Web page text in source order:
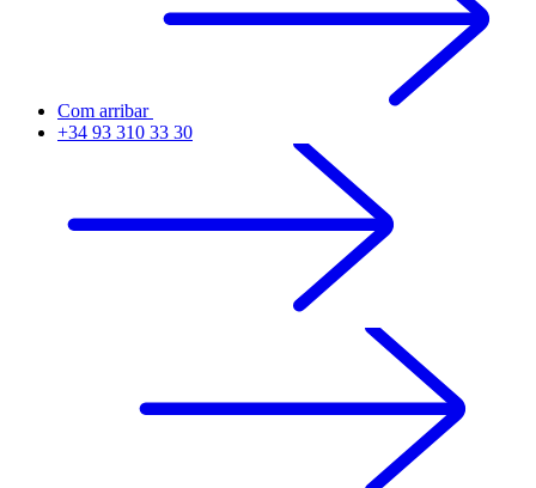
Com arribar
+34 93 310 33 30